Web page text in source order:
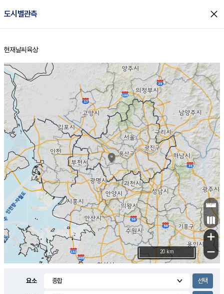
도시별관측 close
홈
현재날씨 육상
+
−
20 km
요소